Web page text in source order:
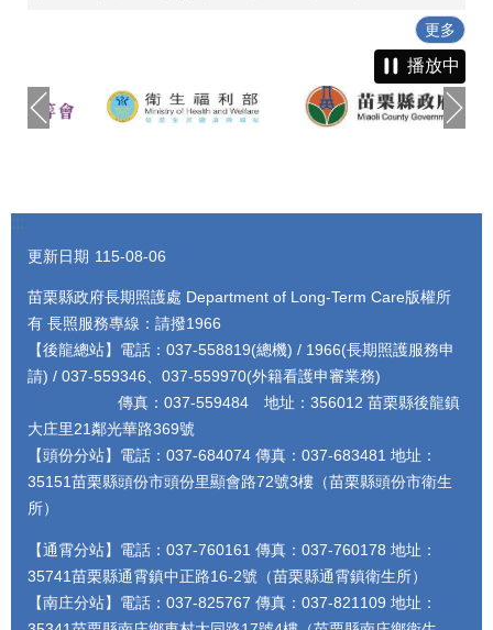
更多
播放中
:::
更新日期 115-08-06
苗栗縣政府長期照護處 Department of Long-Term Care版權所
有 長照服務專線：請撥1966
【後龍總站】電話：037-558819(總機) / 1966(長期照護服務申
請) / 037-559346、037-559970(外籍看護申審業務)
傳真：037-559484 地址：356012 苗栗縣後龍鎮
大庄里21鄰光華路369號
【頭份分站】電話：037-684074 傳真：037-683481 地址：
35151苗栗縣頭份市頭份里顯會路72號3樓（苗栗縣頭份市衛生
所）
【通霄分站】電話：037-760161 傳真：037-760178 地址：
35741苗栗縣通霄鎮中正路16-2號（苗栗縣通霄鎮衛生所）
【南庄分站】電話：037-825767 傳真：037-821109 地址：